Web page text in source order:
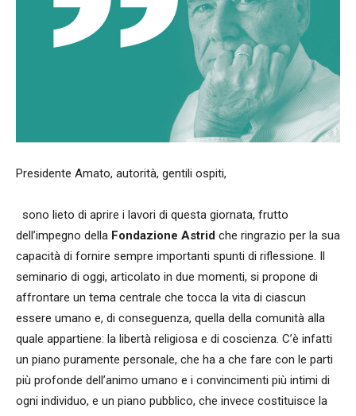
Presidente Amato, autorità, gentili ospiti,
sono lieto di aprire i lavori di questa giornata, frutto
dell’impegno della Fondazione Astrid che ringrazio per la sua
capacità di fornire sempre importanti spunti di riflessione. Il
seminario di oggi, articolato in due momenti, si propone di
affrontare un tema centrale che tocca la vita di ciascun
essere umano e, di conseguenza, quella della comunità alla
quale appartiene: la libertà religiosa e di coscienza. C’è infatti
un piano puramente personale, che ha a che fare con le parti
più profonde dell’animo umano e i convincimenti più intimi di
ogni individuo, e un piano pubblico, che invece costituisce la